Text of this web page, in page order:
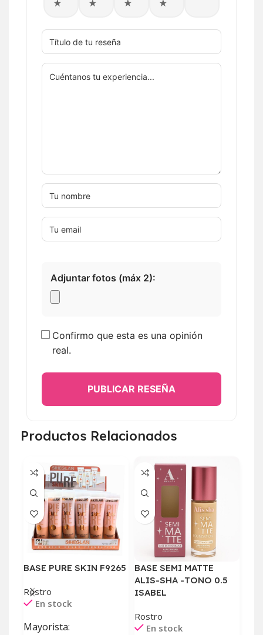
★
★
★
★
Adjuntar fotos (máx 2):
Confirmo que esta es una opinión
real.
PUBLICAR RESEÑA
Productos Relacionados
BASE PURE SKIN F9265
Rostro
En stock
Mayorista:
BASE SEMI MATTE
ALIS-SHA -TONO 0.5
ISABEL
Rostro
En stock